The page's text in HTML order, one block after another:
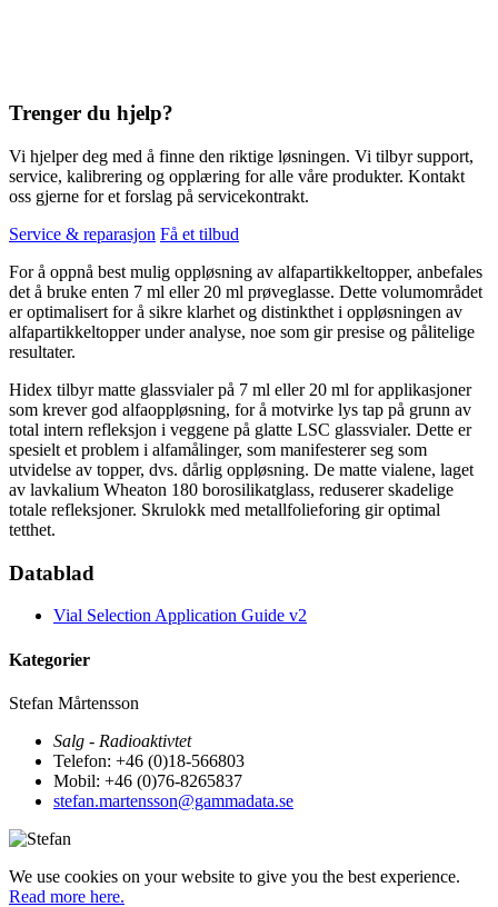
Trenger du hjelp?
Vi hjelper deg med å finne den riktige løsningen. Vi tilbyr support,
service, kalibrering og opplæring for alle våre produkter. Kontakt
oss gjerne for et forslag på servicekontrakt.
Service & reparasjon Få et tilbud
For å oppnå best mulig oppløsning av alfapartikkeltopper, anbefales
det å bruke enten 7 ml eller 20 ml prøveglasse. Dette volumområdet
er optimalisert for å sikre klarhet og distinkthet i oppløsningen av
alfapartikkeltopper under analyse, noe som gir presise og pålitelige
resultater.
Hidex tilbyr matte glassvialer på 7 ml eller 20 ml for applikasjoner
som krever god alfaoppløsning, for å motvirke lys tap på grunn av
total intern refleksjon i veggene på glatte LSC glassvialer. Dette er
spesielt et problem i alfamålinger, som manifesterer seg som
utvidelse av topper, dvs. dårlig oppløsning. De matte vialene, laget
av lavkalium Wheaton 180 borosilikatglass, reduserer skadelige
totale refleksjoner. Skrulokk med metallfolieforing gir optimal
tetthet.
Datablad
Vial Selection Application Guide v2
Kategorier
Stefan Mårtensson
Salg - Radioaktivtet
Telefon: +46 (0)18-566803
Mobil: +46 (0)76-8265837
stefan.martensson@gammadata.se
We use cookies on your website to give you the best experience.
Read more here.